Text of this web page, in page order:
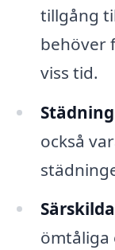
tillgång
behöver
viss tid.
också
ömtåliga